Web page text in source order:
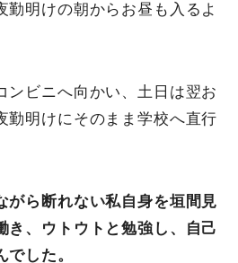
勤明けの朝からお昼も入るよ
ンビニへ向かい、土日は翌お
勤明けにそのまま学校へ直行
がら断れない私自身を垣間見
き、ウトウトと勉強し、自己
した。